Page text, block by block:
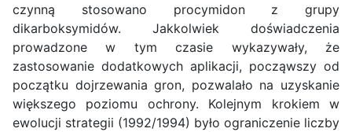
czynną stosowano procymidon z grupy
dikarboksymidów. Jakkolwiek doświadczenia
prowadzone w tym czasie wykazywały, że
zastosowanie dodatkowych aplikacji, począwszy od
początku dojrzewania gron, pozwalało na uzyskanie
większego poziomu ochrony. Kolejnym krokiem w
ewolucji strategii (1992/1994) było ograniczenie liczby